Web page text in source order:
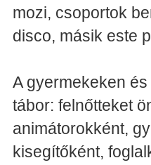
mozi, csoportok
disco, másik este
A gyermekeken
tábor: felnőtteket
animátorokként,
kisegítőként,